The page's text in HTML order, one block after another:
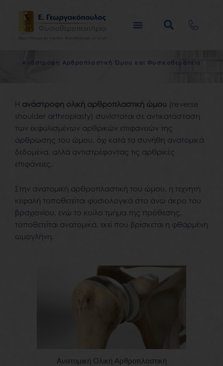
περιεχόμενο
Αν ά στροφη Αρθροπλα στική Ώμου και Φυ σικοθεραπε α
Η ανάστροφη ολική αρθροπλαστική ώμου (reverse
shoulder arthroplasty) συνίσταται σε αντικατάσταση
των εκφυλισμένων αρθρικών επιφανειών της
άρθρωσης του ώμου, όχι κατά τα συνήθη ανατομικά
δεδομένα, αλλά αντιστρέφοντας τις αρθρικές
επιφάνειες.
Στην ανατομική αρθροπλαστική του ώμου, η τεχνητή
κεφαλή τοποθετείται φυσιολογικά στο άνω άκρο του
βραχιονίου, ενώ το κοίλο τμήμα της πρόθεσης,
τοποθετείται ανατομικά, εκεί που βρίσκεται η φθαρμένη
ωμογλήνη.
Ανατομική Ολική Αρθροπλαστική